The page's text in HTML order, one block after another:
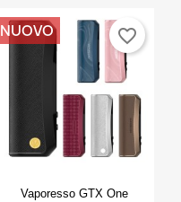
Anteprima
Vaporesso GTX One
NUOVO favorite_border